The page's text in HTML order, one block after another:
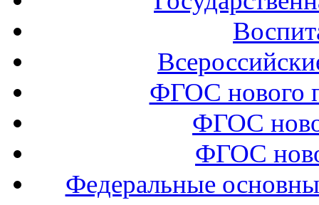
ФГОС нового
ФГОС
ФГОС
Федеральные